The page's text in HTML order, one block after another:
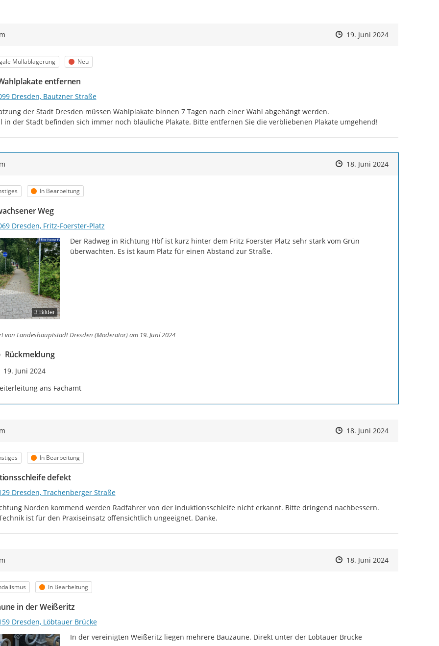
Zeitpunkt des Erstellens
Zeitpunkt des Erstellens
19. Juni 2024Zur Äußerung
Müllablagerung Status
Neu
entfernen
Dresden, Bautzner Straße
der Stadt Dresden müssen Wahlplakate binnen 7 Tagen nach einer Wahl abgehängt werden.
in der Stadt befinden sich immer noch bläuliche Plakate. Bitte entfernen Sie die verbliebenen Plakate umgehend!
Zeitpunkt des Erstellens
Zeitpunkt des Erstellens
18. Juni 2024Zur Äußerung
Status
In Bearbeitung
Weg
Dresden, Fritz-Foerster-Platz
3 Bilder
Der Radweg in Richtung Hbf ist kurz hinter dem Fritz Foerster Platz sehr stark vom Grün
überwachten. Es ist kaum Platz für einen Abstand zur Straße.
von Landeshauptstadt Dresden (Moderator)am 19. Juni 2024
Rückmeldung
Zeitpunkt des Erstellens
19. Juni 2024
ans Fachamt
Zeitpunkt des Erstellens
Zeitpunkt des Erstellens
18. Juni 2024Zur Äußerung
Status
In Bearbeitung
defekt
Dresden, Trachenberger Straße
Norden kommend werden Radfahrer von der induktionsschleife nicht erkannt. Bitte dringend nachbessern.
ist für den Praxiseinsatz offensichtlich ungeeignet. Danke.
Zeitpunkt des Erstellens
Zeitpunkt des Erstellens
18. Juni 2024Zur Äußerung
Status
In Bearbeitung
in der Weißeritz
Dresden, Löbtauer Brücke
In der vereinigten Weißeritz liegen mehrere Bauzäune. Direkt unter der Löbtauer Brücke